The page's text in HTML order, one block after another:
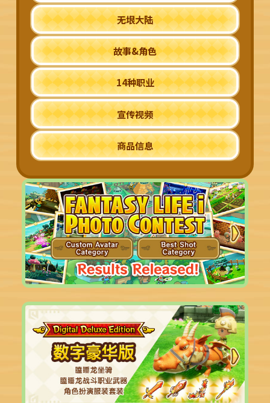
无垠大陆
故事&角色
14种职业
宣传视频
商品信息